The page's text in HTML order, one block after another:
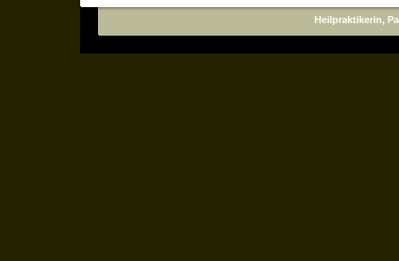
Heilpraktikerin,